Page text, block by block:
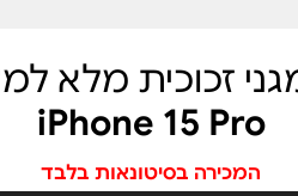
iPhone 15 Pro
המכירה בסיטונאות בלבד